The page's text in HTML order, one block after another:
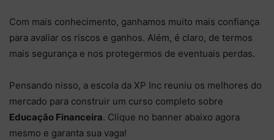
Com mais conhecimento, ganhamos muito mais confiança
para avaliar os riscos e ganhos. Além, é claro, de termos
mais segurança e nos protegermos de eventuais perdas.
Pensando nisso, a escola da XP Inc reuniu os melhores do
mercado para construir um curso completo sobre
Educação Financeira. Clique no banner abaixo agora
mesmo e garanta sua vaga!